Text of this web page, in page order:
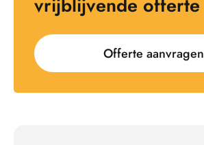
Offerte aanvragen